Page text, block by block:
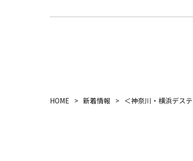
HOME 新着情報 ＜神奈川・横浜デス